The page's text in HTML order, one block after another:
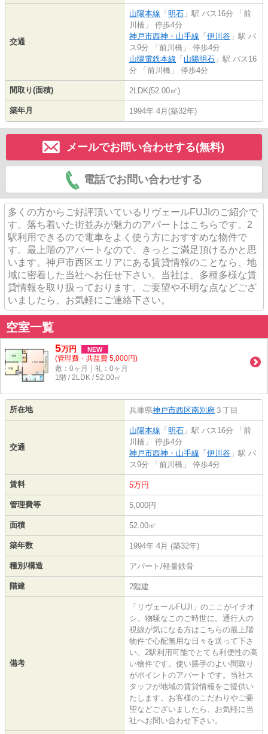
交通
山陽本線 「 明石 」駅 バス16分 「前
川橋」 停歩4分
神戸市西神・山手線 「 伊川谷 」駅 バ
ス9分 「前川橋」 停歩4分
山陽電鉄本線 「 山陽明石 」駅 バス16
分 「前川橋」 停歩4分
間取り(面積) 2LDK(52.00㎡)
築年月 1994年 4月(築32年)
メールでお問い合わせする(無料)
電話でお問い合わせする
多くの方からご好評頂いているリヴェールFUJIのご紹介で
す。落ち着いた街並みが魅力のアパートはこちらです。2
駅利用できるので電車をよく使う方におすすめな物件で
す。最上階のアパートなので、きっとご満足頂けるかと思
います。神戸市西区エリアにある賃貸情報のことなら、地
域に密着した当社へお任せ下さい。当社は、多種多様な賃
貸情報を取り扱っております。ご要望や不明な点などござ
いましたら、お気軽にご連絡下さい。
空室一覧
5万円 NEW
(管理費・共益費 5,000円)
敷：0ヶ月｜礼：0ヶ月
1階 / 2LDK / 52.00㎡
所在地 兵庫県神戸市西区南別府 ３丁目
交通
山陽本線 「 明石 」駅 バス16分 「前
川橋」 停歩4分
神戸市西神・山手線 「 伊川谷 」駅 バ
ス9分 「前川橋」 停歩4分
賃料 5万円
管理費等 5,000円
面積 52.00㎡
築年数 1994年 4月 (築32年)
種別/構造 アパート/軽量鉄骨
階建 2階建
備考
「リヴェールFUJI」のここがイチオ
シ。物騒なこのご時世に。通行人の
視線が気になる方はこちらの最上階
物件で心配無用な日々を送って下さ
い。2駅利用可能でとても利便性の高
い物件です。使い勝手のよい間取り
がポイントのアパートです。当社ス
タッフが地域の賃貸情報をご提供い
たします。お客様のこだわりやご要
望などございましたら、お気軽に当
社へお問い合わせ下さい。